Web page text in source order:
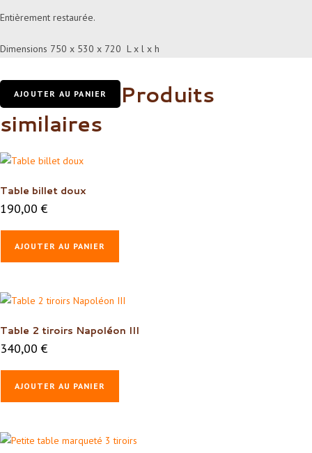
Entièrement restaurée.
Dimensions 750 x 530 x 720 L x l x h
AJOUTER AU PANIER
Produits
similaires
Table billet doux
190,00€
AJOUTER AU PANIER
Table 2 tiroirs Napoléon III
340,00€
AJOUTER AU PANIER